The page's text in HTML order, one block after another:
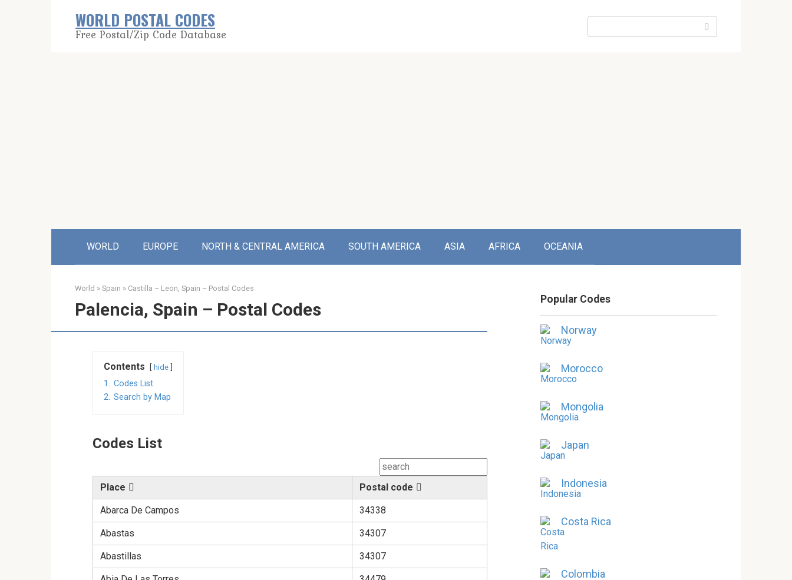
WORLD POSTAL CODES
Free Postal/Zip Code Database
WORLD EUROPE NORTH & CENTRAL AMERICA SOUTH AMERICA ASIA AFRICA OCEANIA
World » Spain » Castilla – Leon, Spain – Postal Codes
Palencia, Spain – Postal Codes
Contents hide
1. Codes List
2. Search by Map
Codes List
Place Postal code
Abarca De Campos 34338
Abastas 34307
Abastillas 34307
Popular Codes
Norway
Morocco
Mongolia
Japan
Indonesia
Costa Rica
Colombia